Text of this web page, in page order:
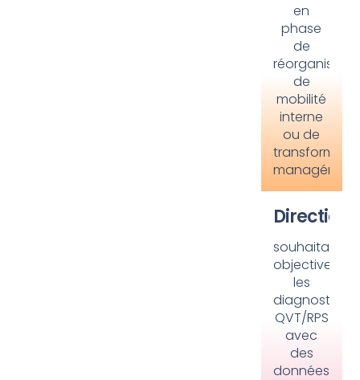
en
phase
de
de
mobilité
interne
ou de
managériale.
Directions
souhaitant
objectiver
les
diagnostics
QVT/RPS
avec
des
données